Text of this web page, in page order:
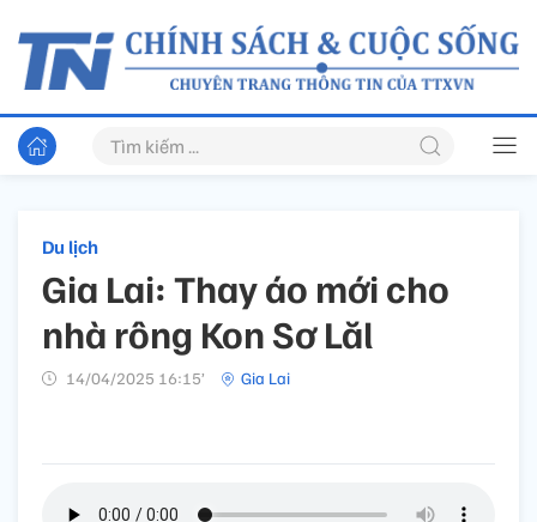
Du lịch
Gia Lai: Thay áo mới cho
nhà rông Kon Sơ Lăl
14/04/2025 16:15’ Gia Lai